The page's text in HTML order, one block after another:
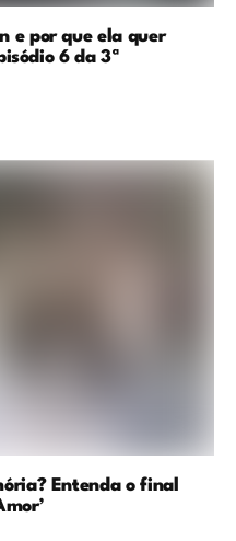
e por que ela quer
6 da 3ª
Entenda o final